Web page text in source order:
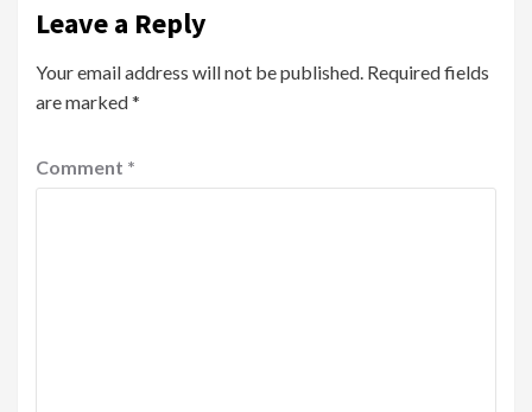
Leave a Reply
Your email address will not be published. Required fields
are marked*
Comment *